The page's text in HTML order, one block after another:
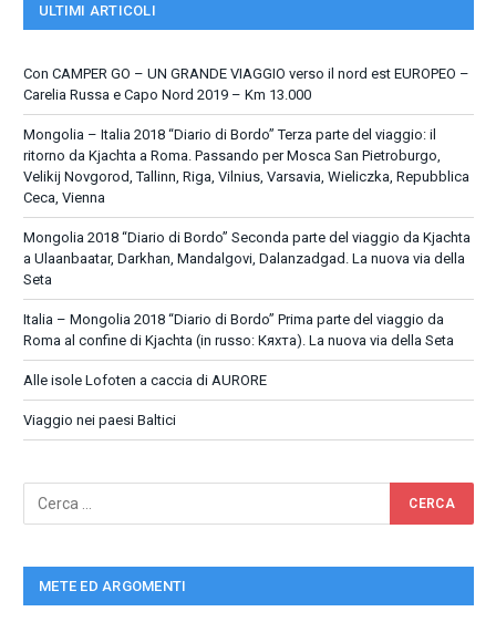
ULTIMI ARTICOLI
Con CAMPER GO – UN GRANDE VIAGGIO verso il nord est EUROPEO –
Carelia Russa e Capo Nord 2019 – Km 13.000
Mongolia – Italia 2018 “Diario di Bordo” Terza parte del viaggio: il
ritorno da Kjachta a Roma. Passando per Mosca San Pietroburgo,
Velikij Novgorod, Tallinn, Riga, Vilnius, Varsavia, Wieliczka, Repubblica
Ceca, Vienna
Mongolia 2018 “Diario di Bordo” Seconda parte del viaggio da Kjachta
a Ulaanbaatar, Darkhan, Mandalgovi, Dalanzadgad. La nuova via della
Seta
Italia – Mongolia 2018 “Diario di Bordo” Prima parte del viaggio da
Roma al confine di Kjachta (in russo: Кяхта). La nuova via della Seta
Alle isole Lofoten a caccia di AURORE
Viaggio nei paesi Baltici
METE ED ARGOMENTI